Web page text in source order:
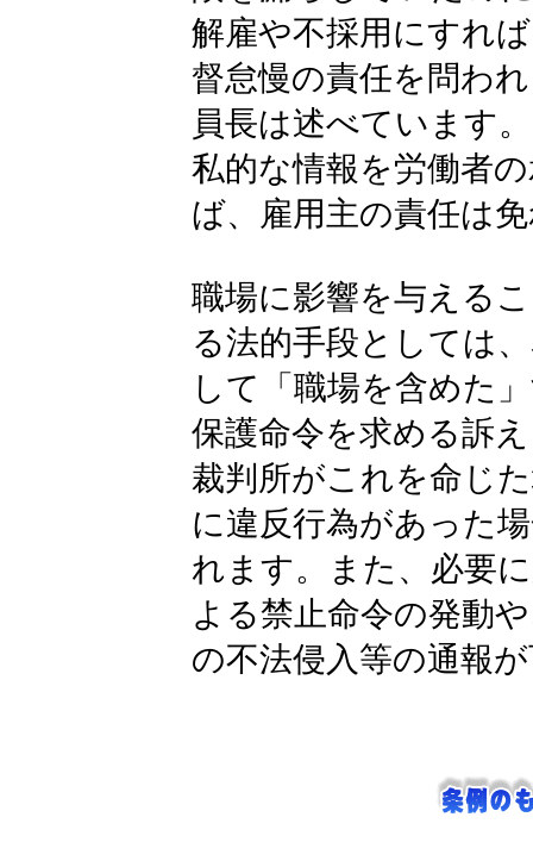
解雇や不採用にすれ
督怠慢の責任を問わ
員長は述べています
私的な情報を労働者
ば、雇用主の責任は
職場に影響を与える
る法的手段としては
して「職場を含めた
保護命令を求める訴
裁判所がこれを命じ
に違反行為があった
れます。また、必要
よる禁止命令の発動
の不法侵入等の通報